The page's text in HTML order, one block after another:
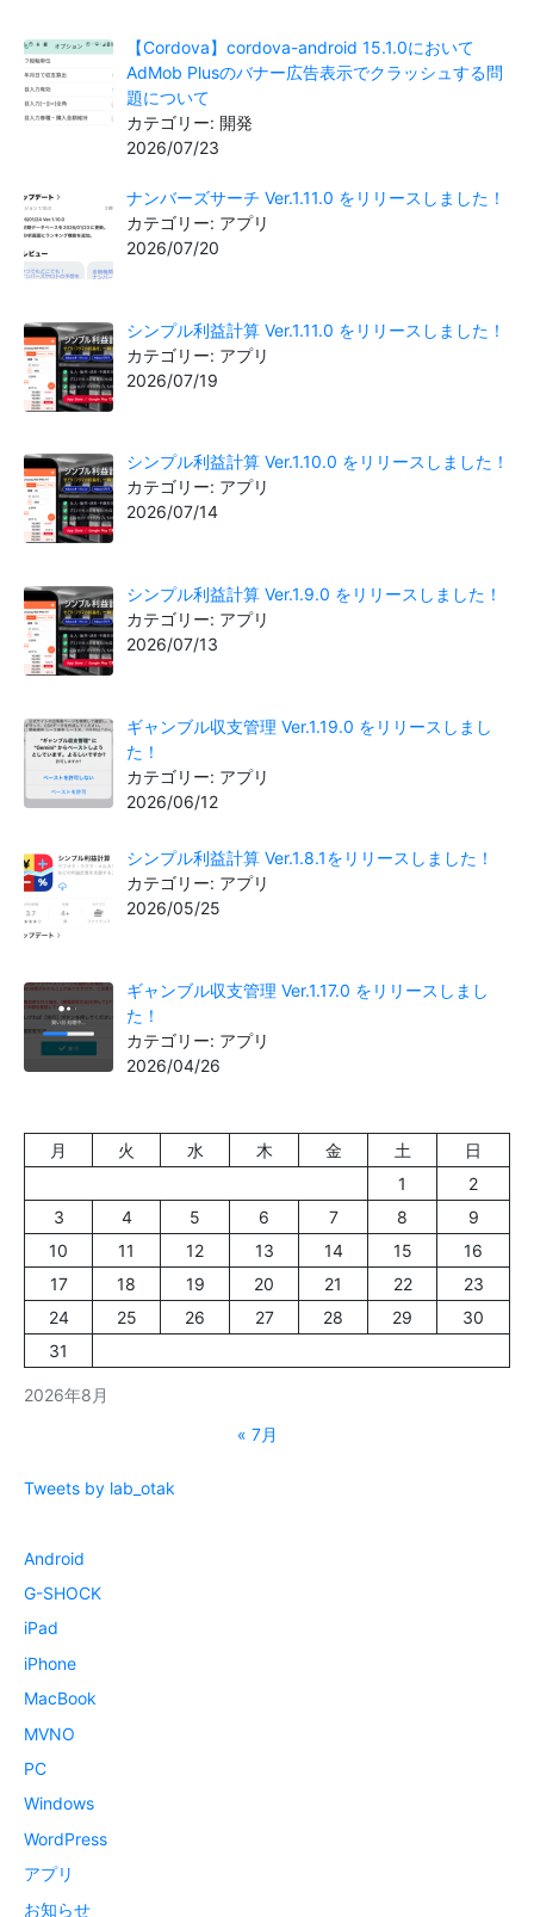
【Cordova】cordova-android 15.1.0において
AdMob Plusのバナー広告表示でクラッシュする問
題について
カテゴリー: 開発
2026/07/23
ナンバーズサーチ Ver.1.11.0 をリリースしました！
カテゴリー: アプリ
2026/07/20
シンプル利益計算 Ver.1.11.0 をリリースしました！
カテゴリー: アプリ
2026/07/19
シンプル利益計算 Ver.1.10.0 をリリースしました！
カテゴリー: アプリ
2026/07/14
シンプル利益計算 Ver.1.9.0 をリリースしました！
カテゴリー: アプリ
2026/07/13
ギャンブル収支管理 Ver.1.19.0 をリリースしまし
た！
カテゴリー: アプリ
2026/06/12
シンプル利益計算 Ver.1.8.1をリリースしました！
カテゴリー: アプリ
2026/05/25
ギャンブル収支管理 Ver.1.17.0 をリリースしまし
た！
カテゴリー: アプリ
2026/04/26
2026年8月
月 火 水 木 金 土
日
1
2
3
4 5 6 7 8
9
10
11 12 13 14 15
16
17
18 19 20 21 22
23
24
25 26 27 28 29
30
31
« 7月
Tweets by lab_otak
Android
G-SHOCK
iPad
iPhone
MacBook
MVNO
PC
Windows
WordPress
アプリ
お知らせ